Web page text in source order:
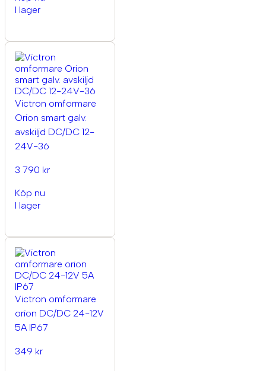
I lager
Victron omformare
Orion smart galv.
avskiljd DC/DC 12-
24V-36
3 790 kr
Köp nu
I lager
Victron omformare
orion DC/DC 24-12V
5A IP67
349 kr